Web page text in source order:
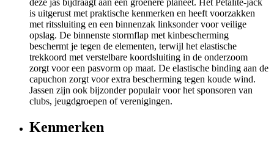
deze jas bijdraagt ​​aan een groenere planeet. Het Petalite-jack
is uitgerust met praktische kenmerken en heeft voorzakken
met ritssluiting en een binnenzak linksonder voor veilige
opslag. De binnenste stormflap met kinbescherming
beschermt je tegen de elementen, terwijl het elastische
trekkoord met verstelbare koordsluiting in de onderzoom
zorgt voor een pasvorm op maat. De elastische binding aan de
capuchon zorgt voor extra bescherming tegen koude wind.
Jassen zijn ook bijzonder populair voor het sponsoren van
clubs, jeugdgroepen of verenigingen.
Kenmerken